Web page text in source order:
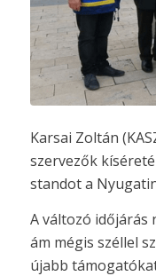
Karsai Zoltán
szervezők
standot a
A változó időjárás
ám mégis széllel
újabb